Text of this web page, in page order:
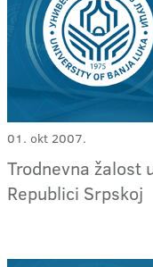
01. okt 2007.
Trodnevna žalost
Republici Srpskoj